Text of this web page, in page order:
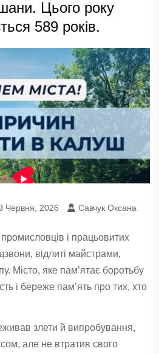
Цього року
589 років.
Червня, 2026 Савчук Оксана
і працьовитих
відлиті майстрами,
Місто, яке пам’ятає боротьбу
і береже пам’ять про тих, хто
злети й випробування,
але не втратив свого